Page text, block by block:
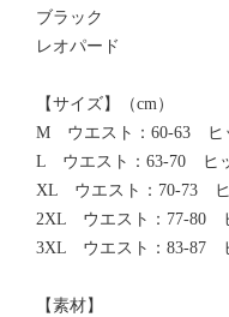
ブラック
レオパード
【サイズ】（cm）
M ウエスト：60-63 ヒ
L ウエスト：63-70 ヒ
XL ウエスト：70-73
2XL ウエスト：77-80
3XL ウエスト：83-87
【素材】